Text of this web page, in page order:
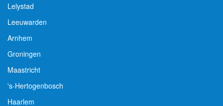
Lelystad
Leeuwarden
Arnhem
Groningen
Maastricht
's-Hertogenbosch
Haarlem